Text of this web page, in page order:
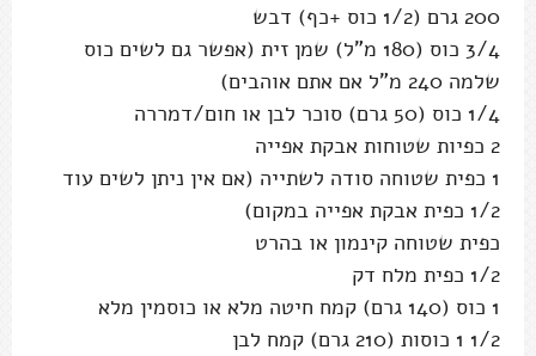
200 גרם (1/2 כוס +כף) דבש
3/4 כוס (180 מ"ל) שמן זית (אפשר גם לשים כוס
שלמה 240 מ"ל אם אתם אוהבים)
1/4 כוס (50 גרם) סוכר לבן או חום/דמררה
2 כפיות שטוחות אבקת אפייה
1 כפית שטוחה סודה לשתייה (אם אין ניתן לשים עוד
1/2 כפית אבקת אפייה במקום)
כפית שטוחה קינמון או בהרט
1/2 כפית מלח דק
1 כוס (140 גרם) קמח חיטה מלא או כוסמין מלא
1/2 1 כוסות (210 גרם) קמח לבן